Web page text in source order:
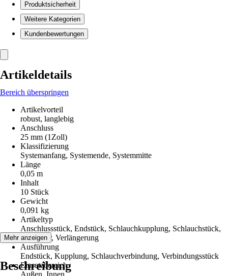
Produktsicherheit
Weitere Kategorien
Kundenbewertungen
Artikeldetails
Bereich überspringen
Artikelvorteil
robust, langlebig
Anschluss
25 mm (1Zoll)
Klassifizierung
Systemanfang, Systemende, Systemmitte
Länge
0,05 m
Inhalt
10 Stück
Gewicht
0,091 kg
Artikeltyp
Anschlussstück, Endstück, Schlauchkupplung, Schlauchstück,
Verbinder, Verlängerung
Ausführung
Endstück, Kupplung, Schlauchverbindung, Verbindungsstück
Einsatzbereich
Außen, Innen
Mehr anzeigen
Beschreibung